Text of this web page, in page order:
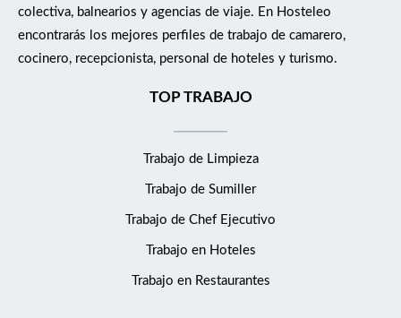
colectiva, balnearios y agencias de viaje. En Hosteleo
encontrarás los mejores perfiles de trabajo de camarero,
cocinero, recepcionista, personal de hoteles y turismo.
TOP TRABAJO
Trabajo de Limpieza
Trabajo de Sumiller
Trabajo de Chef Ejecutivo
Trabajo en Hoteles
Trabajo en Restaurantes